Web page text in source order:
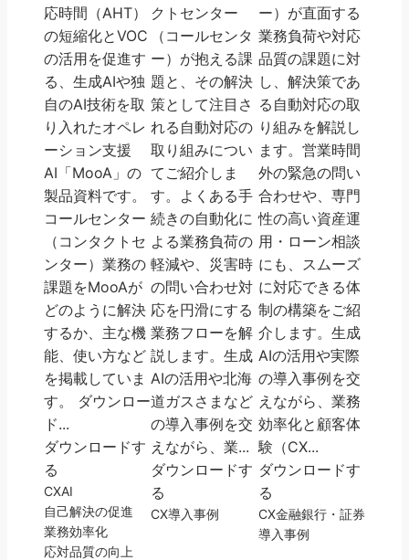
応時間（AHT）
の短縮化とVOC
の活用を促進す
る、生成AIや独
自のAI技術を取
り入れたオペレ
ーション支援
AI「MooA」の
製品資料です。
コールセンター
（コンタクトセ
ンター）業務の
課題をMooAが
どのように解決
するか、主な機
能、使い方など
を掲載していま
す。 ダウンロー
ド...
ダウンロードす
る
CXAI
自己解決の促進
業務効率化
応対品質の向上
クトセンター
（コールセンタ
ー）が抱える課
題と、その解決
策として注目さ
れる自動対応の
取り組みについ
てご紹介しま
す。よくある手
続きの自動化に
よる業務負荷の
軽減や、災害時
の問い合わせ対
応を円滑にする
業務フローを解
説します。生成
AIの活用や北海
道ガスさまなど
の導入事例を交
えながら、業...
ダウンロードす
る
CX導入事例
ー）が直面する
業務負荷や対応
品質の課題に対
し、解決策であ
る自動対応の取
り組みを解説し
ます。営業時間
外の緊急の問い
合わせや、専門
性の高い資産運
用・ローン相談
にも、スムーズ
に対応できる体
制の構築をご紹
介します。生成
AIの活用や実際
の導入事例を交
えながら、業務
効率化と顧客体
験（CX...
ダウンロードす
る
CX金融銀行・証券
導入事例